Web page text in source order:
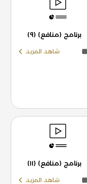
برنامج (منافع) (٩)
شاهد المزيد
برنامج (منافع) (١١)
شاهد المزيد